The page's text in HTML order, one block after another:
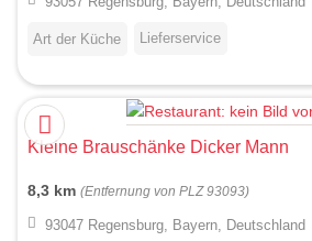
Art der Küche Lieferservice
Kleine Brauschänke Dicker Mann
8,3 km (Entfernung von PLZ 93093)
93047 Regensburg, Bayern, Deutschland